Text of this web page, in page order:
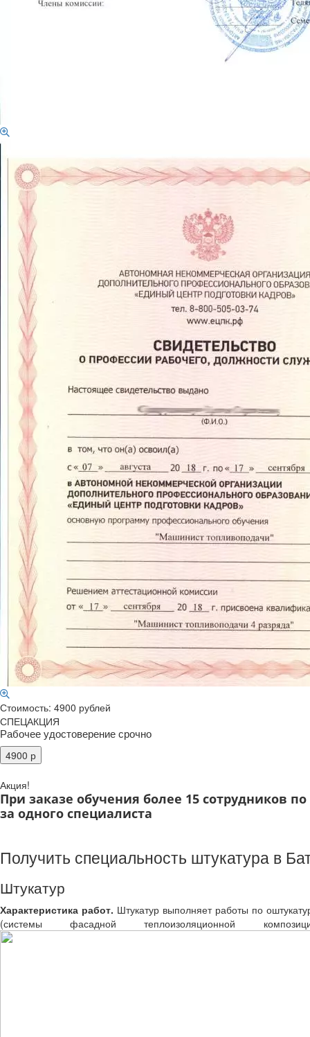
Стоимость: 4900 рублей
СПЕЦАКЦИЯ
Рабочее удостоверение срочно
Акция!
При заказе обучения более 15 сотрудников
за одного специалиста
Получить специальность штукатура в
Штукатур
Характеристика работ. Штукатур выполняет работы по
(системы фасадной теплоизоляционной